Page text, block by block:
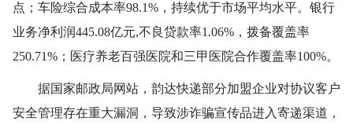
点；车险综合成本率98.1%，持续优于市场平均水平。银行
业务净利润445.08亿元,不良贷款率1.06%，拨备覆盖率
250.71%；医疗养老百强医院和三甲医院合作覆盖率100%。
据国家邮政局网站，韵达快递部分加盟企业对协议客户
安全管理存在重大漏洞，导致涉诈骗宣传品进入寄递渠道，